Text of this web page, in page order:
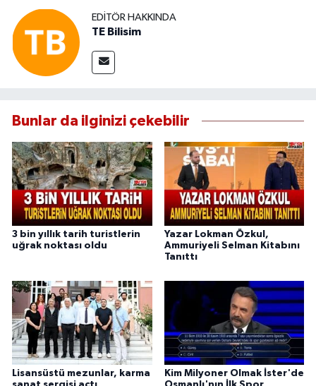
EDITÖR HAKKINDA
TE Bilisim
Bunlar da ilginizi çekebilir
3 bin yıllık tarih turistlerin
uğrak noktası oldu
Yazar Lokman Özkul,
Ammuriyeli Selman Kitabını
Tanıttı
Lisansüstü mezunlar, karma
Kim Milyoner Olmak İster'de